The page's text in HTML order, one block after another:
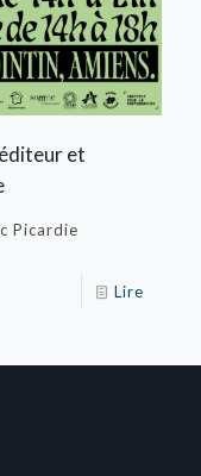
et
Picardie
Lire